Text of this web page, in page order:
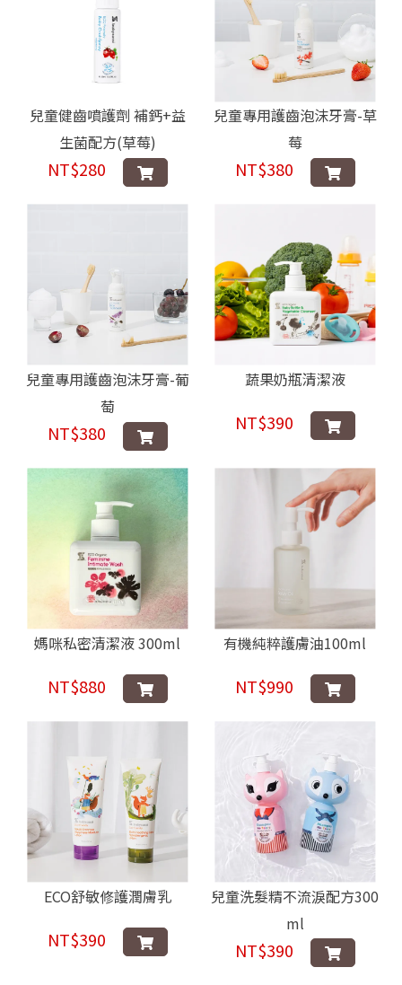
兒童健齒噴護劑 補鈣+益
生菌配方(草莓)
NT$280
兒童專用護齒泡沫牙膏-草
莓
NT$380
兒童專用護齒泡沫牙膏-葡
萄
NT$380
蔬果奶瓶清潔液
NT$390
媽咪私密清潔液 300ml
NT$880
有機純粹護膚油100ml
NT$990
ECO舒敏修護潤膚乳
NT$390
兒童洗髮精不流淚配方300
ml
NT$390